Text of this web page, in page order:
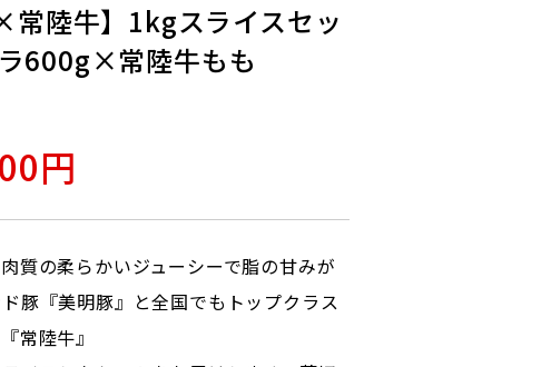
陸牛】1kgスライスセッ
600g×常陸牛もも
円
質の柔らかいジューシーで脂の甘みが
豚『美明豚』と全国でもトップクラス
常陸牛』